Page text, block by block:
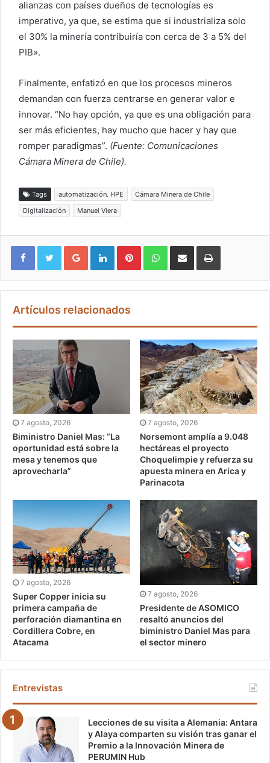
alianzas con países dueños de tecnologías es
imperativo, ya que, se estima que si industrializa solo
el 30% la minería contribuiría con cerca de 3 a 5% del
PIB».
Finalmente, enfatizó en que los procesos mineros
demandan con fuerza centrarse en generar valor e
innovar. “No hay opción, ya que es una obligación para
ser más eficientes, hay mucho que hacer y hay que
romper paradigmas”. (Fuente: Comunicaciones
Cámara Minera de Chile).
Tags automatización. HPE
Cámara Minera de Chile
Digitalización
Manuel Viera
Google+ LinkedIn Pinterest WhatsApp
Artículos relacionados
7 agosto, 2026
Biministro Daniel Mas: “La
oportunidad está sobre la
mesa y tenemos que
aprovecharla”
7 agosto, 2026
Norsemont amplía a 9.048
hectáreas el proyecto
Choquelimpie y refuerza su
apuesta minera en Arica y
Parinacota
7 agosto, 2026
Super Copper inicia su
primera campaña de
perforación diamantina en
Cordillera Cobre, en
Atacama
7 agosto, 2026
Presidente de ASOMICO
resaltó anuncios del
biministro Daniel Mas para
el sector minero
Entrevistas
Lecciones de su visita a Alemania: Antara
y Alaya comparten su visión tras ganar el
Premio a la Innovación Minera de
PERUMIN Hub